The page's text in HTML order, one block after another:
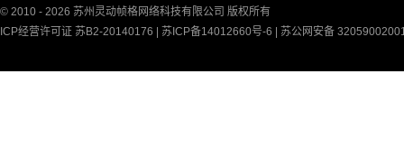
© 2010 - 2026 苏州灵动帧格网络科技有限公司 版权所有
ICP经营许可证 苏B2-20140176 | 苏ICP备14012660号-6 苏公网安备